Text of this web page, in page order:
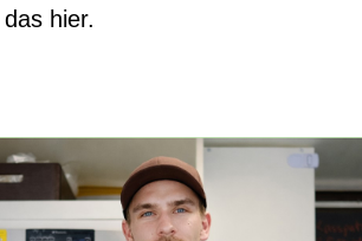
hier.